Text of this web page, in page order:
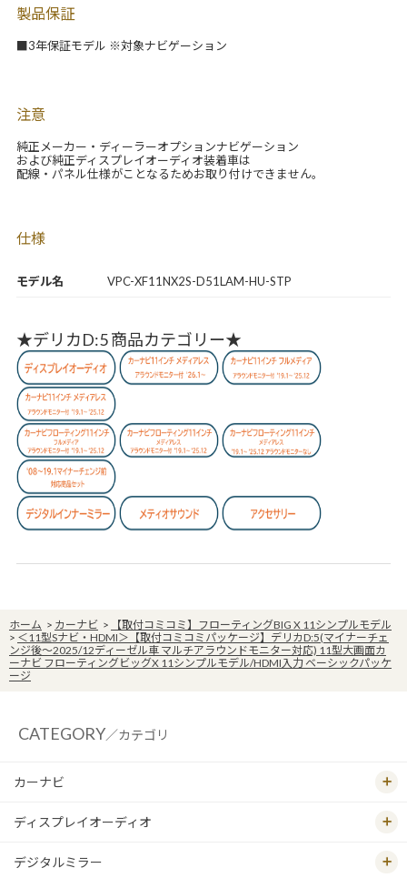
モデル名 VPC-XF11NX2S-D51LAM-HU-STP
製品保証
■3年保証モデル ※対象ナビゲーション
注意
純正メーカー・ディーラーオプションナビゲーション
および純正ディスプレイオーディオ装着車は
配線・パネル仕様がことなるためお取り付けできません。
仕様
★デリカD:5 商品カテゴリー★
ホーム > カーナビ >
【取付コミコミ】フローティングBIG X 11シンプルモデル
> ＜11型Sナビ・HDMI＞【取付コミコミパッケージ】デリカD:5(マイナーチェ
ンジ後～2025/12ディーゼル車 マルチアラウンドモニター対応) 11型大画面カ
ーナビ フローティングビッグX 11シンプルモデル/HDMI入力 ベーシックパッケ
ージ
CATEGORY／カテゴリ
カーナビ
ディスプレイオーディオ
デジタルミラー